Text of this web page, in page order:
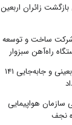
زائران اربعین
شرکت ساخت و توسعه
راه‌آهن سبزوار
انجام ۱۱۰۰ پرواز اربعینی و جابه‌جایی ۱۴۱
سازمان هواپیمایی
نجف